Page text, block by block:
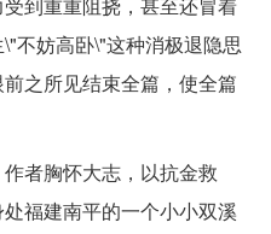
到重重阻挠，甚至还冒着
不妨高卧\"这种消极退隐思
之所见结束全篇，使全篇
者胸怀大志，以抗金救
福建南平的一个小小双溪